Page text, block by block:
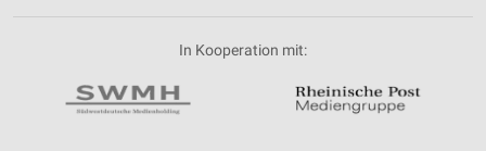
In Kooperation mit: